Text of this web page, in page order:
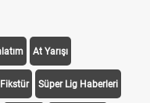
At Yarışı
Süper Lig Haberleri